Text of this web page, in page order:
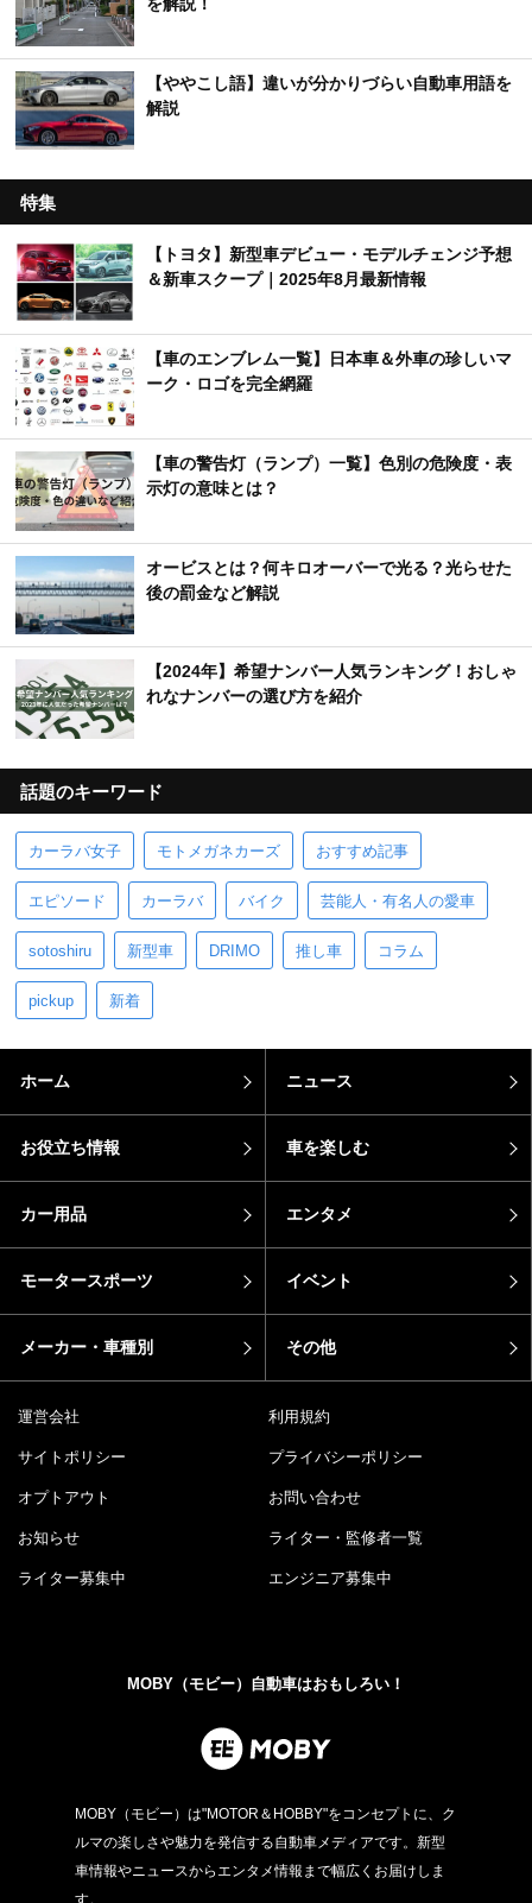
【ややこし語】違いが分かりづらい自動車用語を
解説
特集
【トヨタ】新型車デビュー・モデルチェンジ予想
＆新車スクープ｜2025年8月最新情報
【車のエンブレム一覧】日本車＆外車の珍しいマ
ーク・ロゴを完全網羅
【車の警告灯（ランプ）一覧】色別の危険度・表
示灯の意味とは？
オービスとは？何キロオーバーで光る？光らせた
後の罰金など解説
【2024年】希望ナンバー人気ランキング！おしゃ
れなナンバーの選び方を紹介
話題のキーワード
カーラバ女子 モトメガネカーズ おすすめ記事
エピソード カーラバ バイク 芸能人・有名人の愛車
sotoshiru 新型車 DRIMO 推し車 コラム
pickup 新着
ホーム ニュース
お役立ち情報 車を楽しむ
カー用品 エンタメ
モータースポーツ イベント
メーカー・車種別 その他
運営会社 利用規約
サイトポリシー プライバシーポリシー
オプトアウト お問い合わせ
お知らせ ライター・監修者一覧
ライター募集中 エンジニア募集中
MOBY（モビー）自動車はおもしろい！
MOBY（モビー）は"MOTOR＆HOBBY"をコンセプトに、ク
ルマの楽しさや魅力を発信する自動車メディアです。新型
車情報やニュースからエンタメ情報まで幅広くお届けしま
す。